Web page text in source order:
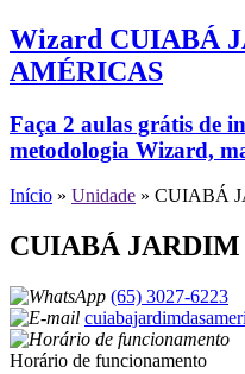
Wizard CUIABÁ
AMÉRICAS
Faça 2 aulas grátis de
metodologia Wizard,
Início » Unidade » CUIABÁ
CUIABÁ
(65) 3027-6223
Horário de funcionamento